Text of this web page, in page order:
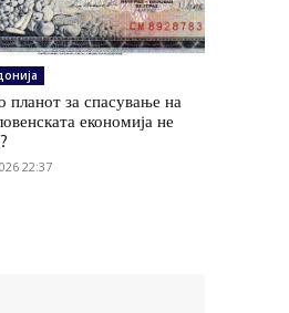
планот за спасување на
економија не
22:37